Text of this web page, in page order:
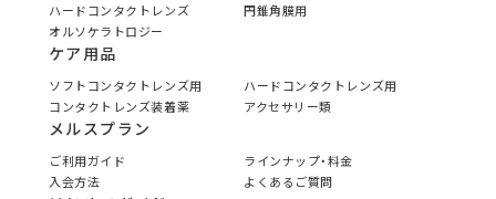
ハードコンタクトレンズ
円錐角膜用
オルソケラトロジー
ケア用品
ソフトコンタクトレンズ用
ハードコンタクトレンズ用
コンタクトレンズ装着薬
アクセサリー類
メルスプラン
ご利用ガイド
ラインナップ・料金
入会方法
よくあるご質問